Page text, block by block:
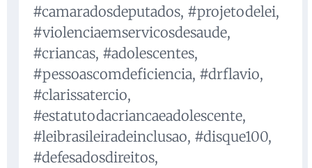
#camaradosdeputados, #projetodelei,
#violenciaemservicosdesaude,
#criancas, #adolescentes,
#pessoascomdeficiencia, #drflavio,
#clarissatercio,
#estatutodacriancaeadolescente,
#leibrasileiradeinclusao, #disque100,
#defesadosdireitos,